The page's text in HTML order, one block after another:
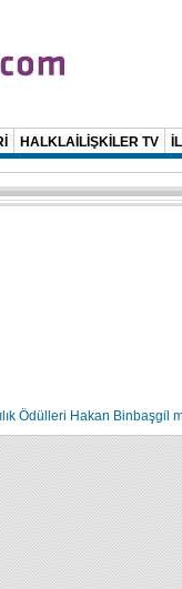
HALKLAİLİŞKİLER TV
Ödülleri Hakan Binbaşgil